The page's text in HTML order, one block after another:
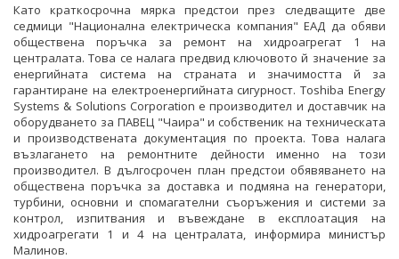
Като краткосрочна мярка предстои през следващите две
седмици "Национална електрическа компания" ЕАД да обяви
обществена поръчка за ремонт на хидроагрегат 1 на
централата. Това се налага предвид ключовото й значение за
енергийната система на страната и значимостта й за
гарантиране на електроенергийната сигурност. Toshiba Energy
Systems & Solutions Corporation е производител и доставчик на
оборудването за ПАВЕЦ "Чаира" и собственик на техническата
и производствената документация по проекта. Това налага
възлагането на ремонтните дейности именно на този
производител. В дългосрочен план предстои обявяването на
обществена поръчка за доставка и подмяна на генератори,
турбини, основни и спомагателни съоръжения и системи за
контрол, изпитвания и въвеждане в експлоатация на
хидроагрегати 1 и 4 на централата, информира министър
Малинов.